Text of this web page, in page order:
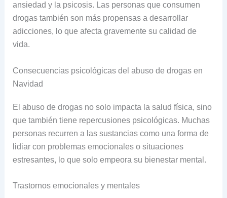
ansiedad y la psicosis. Las personas que consumen
drogas también son más propensas a desarrollar
adicciones, lo que afecta gravemente su calidad de
vida.
Consecuencias psicológicas del abuso de drogas en
Navidad
El abuso de drogas no solo impacta la salud física, sino
que también tiene repercusiones psicológicas. Muchas
personas recurren a las sustancias como una forma de
lidiar con problemas emocionales o situaciones
estresantes, lo que solo empeora su bienestar mental.
Trastornos emocionales y mentales